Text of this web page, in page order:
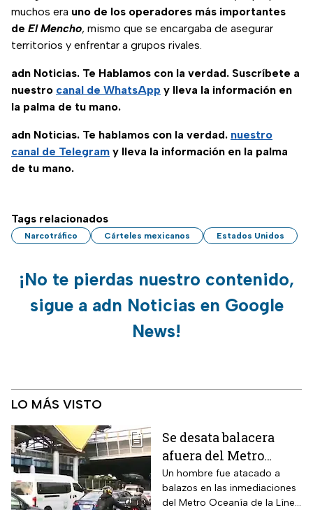
muchos era uno de los operadores más importantes
de El Mencho, mismo que se encargaba de asegurar
territorios y enfrentar a grupos rivales.
adn Noticias. Te Hablamos con la verdad. Suscríbete a
nuestro canal de WhatsApp y lleva la información en
la palma de tu mano.
adn Noticias. Te hablamos con la verdad. nuestro
canal de Telegram y lleva la información en la palma
de tu mano.
Tags relacionados
Narcotráfico Cárteles mexicanos Estados Unidos
¡No te pierdas nuestro contenido,
sigue a adn Noticias en Google
News!
LO MÁS VISTO
Se desata balacera
afuera del Metro
Oceanía en la CDMX;
hay heridos
Un hombre fue atacado a
balazos en las inmediaciones
del Metro Oceanía de la Línea